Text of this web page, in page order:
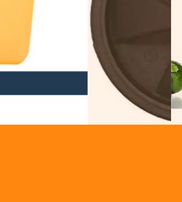
シリコンギフト